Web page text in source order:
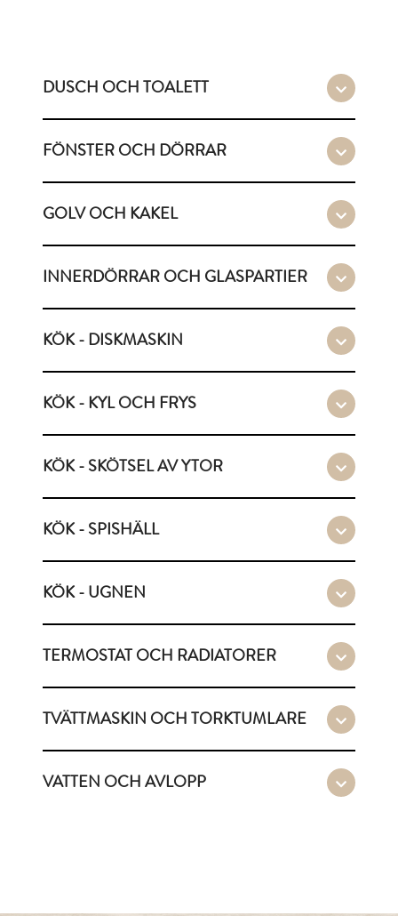
DUSCH OCH TOALETT
FÖNSTER OCH DÖRRAR
GOLV OCH KAKEL
INNERDÖRRAR OCH GLASPARTIER
KÖK - DISKMASKIN
KÖK - KYL OCH FRYS
KÖK - SKÖTSEL AV YTOR
KÖK - SPISHÄLL
KÖK - UGNEN
TERMOSTAT OCH RADIATORER
TVÄTTMASKIN OCH TORKTUMLARE
VATTEN OCH AVLOPP